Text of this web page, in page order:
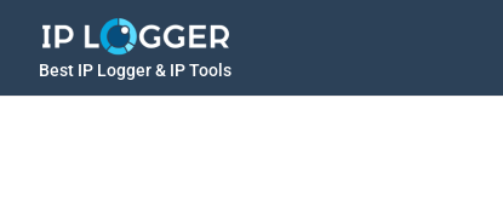
Best IP Logger & IP Tools